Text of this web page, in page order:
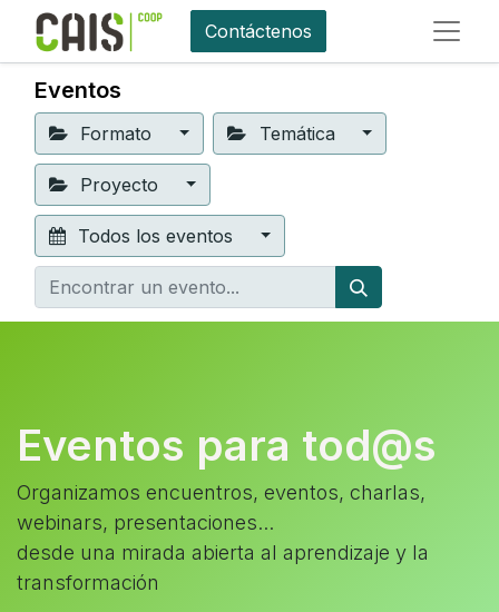
Contáctenos
Eventos
Formato Temática
Proyecto
Todos los eventos
Eventos para tod@s
Organizamos encuentros, eventos, charlas,
webinars, presentaciones...
desde una mirada abierta al aprendizaje y la
transformación